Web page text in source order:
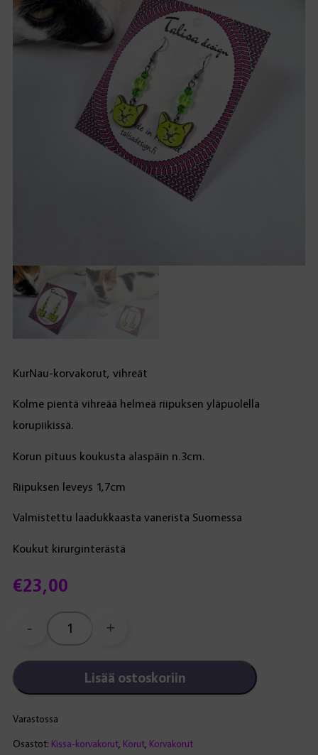
€23,00
KurNau-korvakorut, vihreät
Kolme pientä vihreää helmeä riipuksen yläpuolella
korupiikissä.
Korun pituus koukusta alaspäin n.3cm.
Riipuksen leveys 1,7cm
Valmistettu laadukkaasta vanerista Suomessa
Koukut kirurginterästä
Varastossa
-
vihreät
määrä
+
Lisää ostoskoriin
Osastot: Kissa-korvakorut, Korut, Korvakorut